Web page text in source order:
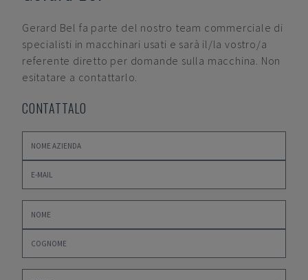
Gerard Bel fa parte del nostro team commerciale di
specialisti in macchinari usati e sarà il/la vostro/a
referente diretto per domande sulla macchina. Non
esitatare a contattarlo.
CONTATTALO